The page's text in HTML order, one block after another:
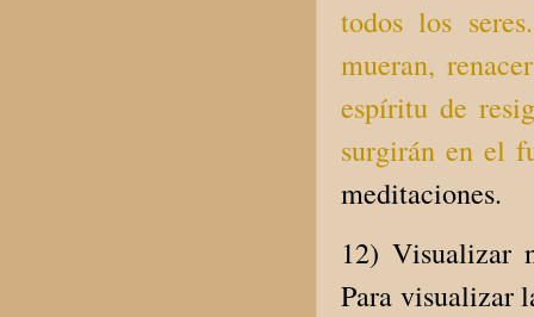
todos los
mueran,
espíritu de
surgirán en el
meditaciones.
12) Visualizar
Para visualizar